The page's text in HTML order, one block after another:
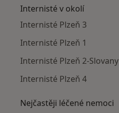
Internisté v okolí
Internisté Plzeň 3
Internisté Plzeň 1
Internisté Plzeň 2-Slovany
Internisté Plzeň 4
Nejčastěji léčené nemoci